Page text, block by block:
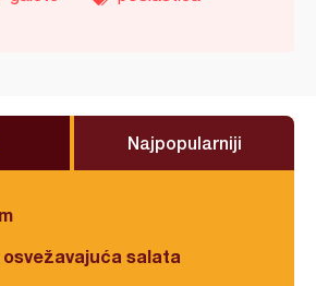
Najpopularniji
salata